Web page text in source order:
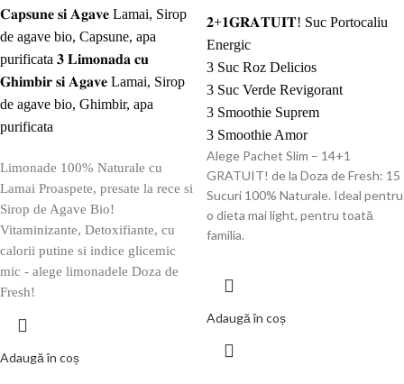
𝐂𝐚𝐩𝐬𝐮𝐧𝐞 𝐬𝐢 𝐀𝐠𝐚𝐯𝐞 Lamai, Sirop
de agave bio, Capsune, apa
purificata 𝟑 𝐋𝐢𝐦𝐨𝐧𝐚𝐝𝐚 𝐜𝐮
𝐆𝐡𝐢𝐦𝐛𝐢𝐫 𝐬𝐢 𝐀𝐠𝐚𝐯𝐞 Lamai, Sirop
de agave bio, Ghimbir, apa
purificata
Limonade 100% Naturale cu
Lamai Proaspete, presate la rece si
Sirop de Agave Bio!
Vitaminizante, Detoxifiante, cu
calorii putine si indice glicemic
mic - alege limonadele Doza de
Fresh!
Adaugă în coș
𝟐+𝟏𝐆𝐑𝐀𝐓𝐔𝐈𝐓! Suc Portocaliu
Energic
3 Suc Roz Delicios
3 Suc Verde Revigorant
3 Smoothie Suprem
3 Smoothie Amor
Alege Pachet Slim – 14+1
GRATUIT! de la Doza de Fresh: 15
Sucuri 100% Naturale. Ideal pentru
o dieta mai light, pentru toată
familia.
Adaugă în coș